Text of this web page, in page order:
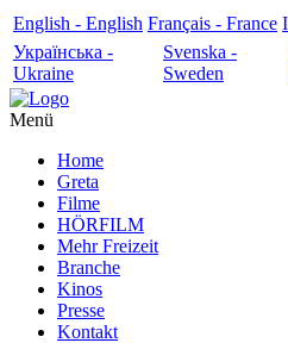
English - English Français - France
Українська -
Ukraine
Svenska -
Sweden
Menü
Home
Greta
Filme
HÖRFILM
Mehr Freizeit
Branche
Kinos
Presse
Kontakt